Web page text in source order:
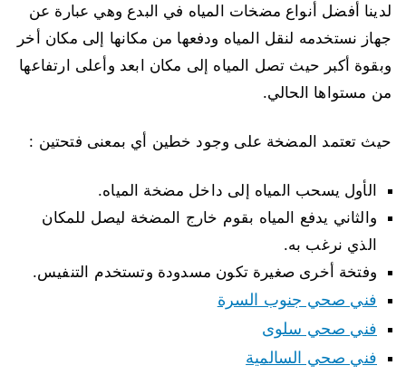
لدينا أفضل أنواع مضخات المياه في البدع وهي عبارة عن
جهاز نستخدمه لنقل المياه ودفعها من مكانها إلى مكان أخر
وبقوة أكبر حيث تصل المياه إلى مكان ابعد وأعلى ارتفاعها
من مستواها الحالي.
حيث تعتمد المضخة على وجود خطين أي بمعنى فتحتين :
الأول يسحب المياه إلى داخل مضخة المياه.
والثاني يدفع المياه بقوم خارج المضخة ليصل للمكان
الذي نرغب به.
وفتخة أخرى صغيرة تكون مسدودة وتستخدم التنفيس.
فني صحي جنوب السرة
فني صحي سلوى
فني صحي السالمية